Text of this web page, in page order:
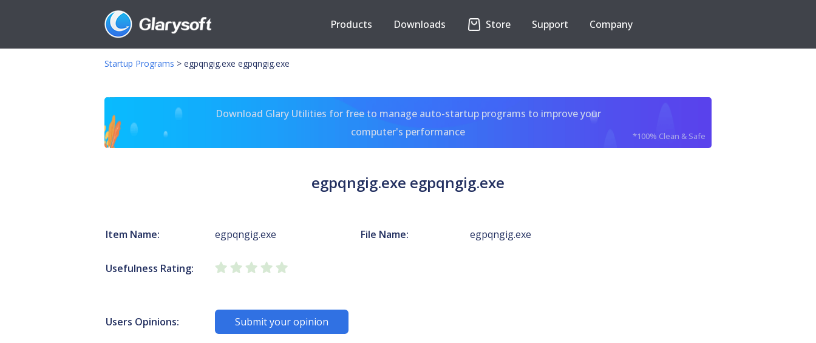
Products Downloads Store Support Company
Startup Programs > egpqngig.exe egpqngig.exe
Download Glary Utilities for free to manage auto-startup programs to improve your
computer's performance
*100% Clean & Safe
egpqngig.exe egpqngig.exe
Item Name: egpqngig.exe File Name: egpqngig.exe
Usefulness Rating:
Users Opinions: Submit your opinion